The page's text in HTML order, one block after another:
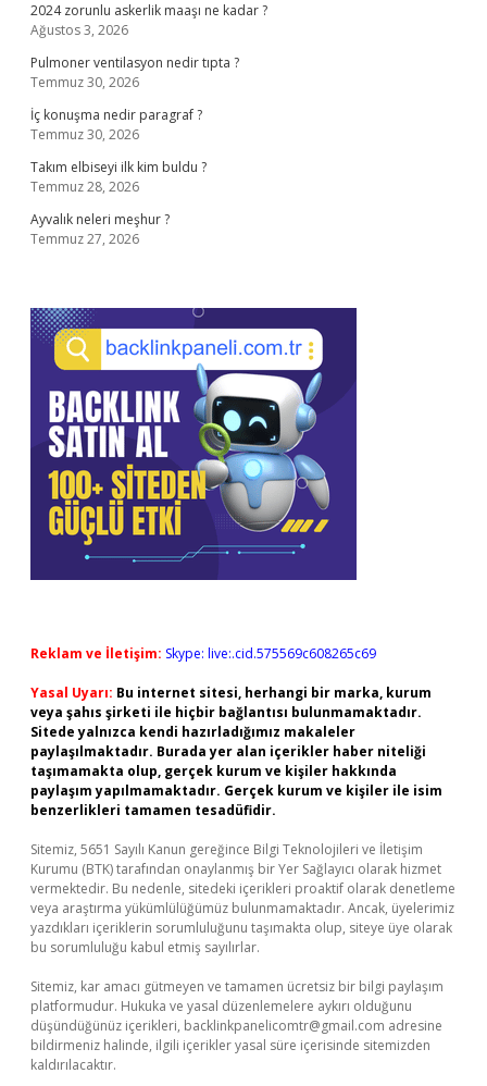
2024 zorunlu askerlik maaşı ne kadar ?
Ağustos 3, 2026
Pulmoner ventilasyon nedir tıpta ?
Temmuz 30, 2026
İç konuşma nedir paragraf ?
Temmuz 30, 2026
Takım elbiseyi ilk kim buldu ?
Temmuz 28, 2026
Ayvalık neleri meşhur ?
Temmuz 27, 2026
Reklam ve İletişim: Skype: live:.cid.575569c608265c69
Yasal Uyarı: Bu internet sitesi, herhangi bir marka, kurum
veya şahıs şirketi ile hiçbir bağlantısı bulunmamaktadır.
Sitede yalnızca kendi hazırladığımız makaleler
paylaşılmaktadır. Burada yer alan içerikler haber niteliği
taşımamakta olup, gerçek kurum ve kişiler hakkında
paylaşım yapılmamaktadır. Gerçek kurum ve kişiler ile isim
benzerlikleri tamamen tesadüfidir.
Sitemiz, 5651 Sayılı Kanun gereğince Bilgi Teknolojileri ve İletişim
Kurumu (BTK) tarafından onaylanmış bir Yer Sağlayıcı olarak hizmet
vermektedir. Bu nedenle, sitedeki içerikleri proaktif olarak denetleme
veya araştırma yükümlülüğümüz bulunmamaktadır. Ancak, üyelerimiz
yazdıkları içeriklerin sorumluluğunu taşımakta olup, siteye üye olarak
bu sorumluluğu kabul etmiş sayılırlar.
Sitemiz, kar amacı gütmeyen ve tamamen ücretsiz bir bilgi paylaşım
platformudur. Hukuka ve yasal düzenlemelere aykırı olduğunu
düşündüğünüz içerikleri, backlinkpanelicomtr@gmail.com adresine
bildirmeniz halinde, ilgili içerikler yasal süre içerisinde sitemizden
kaldırılacaktır.